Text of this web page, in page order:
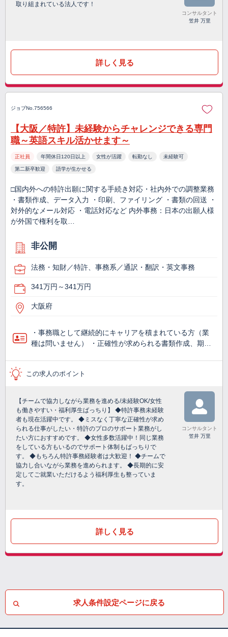
取り組まれている法人です！
コンサルタント
笠井 万里
詳しく見る
ジョブNo.756566
【大阪／特許】未経験からチャレンジできる専門
職～英語スキル活かせます～
正社員 年間休日120日以上 女性が活躍 転勤なし 未経験可
第二新卒歓迎 語学が生かせる
□国内外への特許出願に関する手続き対応・社内外での調整業務
・書類作成、データ入力 ・印刷、ファイリング ・書類の回送 ・
対外的なメール対応 ・電話対応など 内外事務：日本の出願人様
が外国で権利を取…
非公開
法務・知財／特許、事務系／通訳・翻訳・英文事務
341万円～341万円
大阪府
・事務職として継続的にキャリアを積まれている方（業
種は問いません） ・正確性が求められる書類作成、期…
この求人のポイント
【チームで協力しながら業務を進める/未経験OK/女性
も働きやすい・福利厚生ばっちり】 ◆特許事務未経験
者も現在活躍中です。 ◆ミスなく丁寧な正確性が求め
られる仕事がしたい・特許のプロのサポート業務がし
たい方におすすめです。 ◆女性多数活躍中！同じ業務
をしている方もいるのでサポート体制もばっちりで
す。 ◆もちろん特許事務経験者は大歓迎！ ◆チームで
協力し合いながら業務を進められます。 ◆長期的に安
定してご就業いただけるよう福利厚生も整っていま
す。
コンサルタント
笠井 万里
詳しく見る
求人条件設定ページに戻る